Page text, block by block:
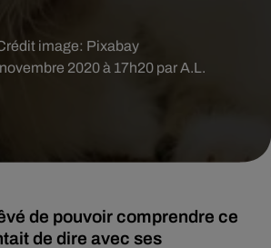
2020 à 17h20 par A.L.
image: Pixabay
de pouvoir comprendre ce
de dire avec ses